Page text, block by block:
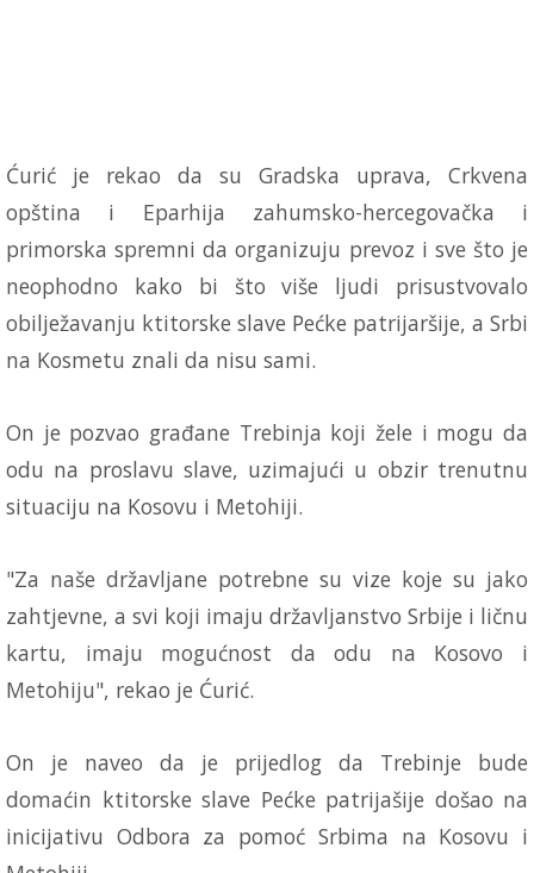
Ćurić je rekao da su Gradska uprava, Crkvena
opština i Eparhija zahumsko-hercegovačka i
primorska spremni da organizuju prevoz i sve što je
neophodno kako bi što više ljudi prisustvovalo
obilježavanju ktitorske slave Pećke patrijaršije, a Srbi
na Kosmetu znali da nisu sami.
On je pozvao građane Trebinja koji žele i mogu da
odu na proslavu slave, uzimajući u obzir trenutnu
situaciju na Kosovu i Metohiji.
"Za naše državljane potrebne su vize koje su jako
zahtjevne, a svi koji imaju državljanstvo Srbije i ličnu
kartu, imaju mogućnost da odu na Kosovo i
Metohiju", rekao je Ćurić.
On je naveo da je prijedlog da Trebinje bude
domaćin ktitorske slave Pećke patrijašije došao na
inicijativu Odbora za pomoć Srbima na Kosovu i